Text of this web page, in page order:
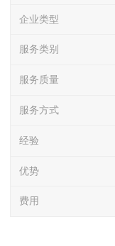
企业类型
服务类别
服务质量
服务方式
经验
优势
费用